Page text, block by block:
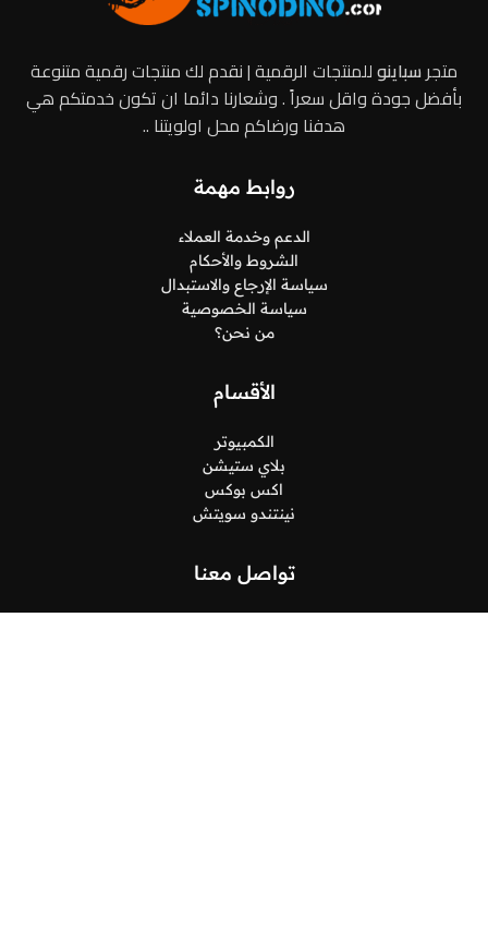
متجرسباينوللمنتجات الرقمية | نقدم لك منتجات رقمية متنوعة
بأفضل جودة واقل سعراً . وشعارنا دائما ان تكون خدمتكم هي
هدفنا ورضاكم محل اولويتنا ..
روابط مهمة
الدعم وخدمة العملاء
الشروط والأحكام
سياسة الإرجاع والاستبدال
سياسة الخصوصية
من نحن؟
الأقسام
الكمبيوتر
بلاي ستيشن
اكس بوكس
نينتندو سويتش
تواصل معنا